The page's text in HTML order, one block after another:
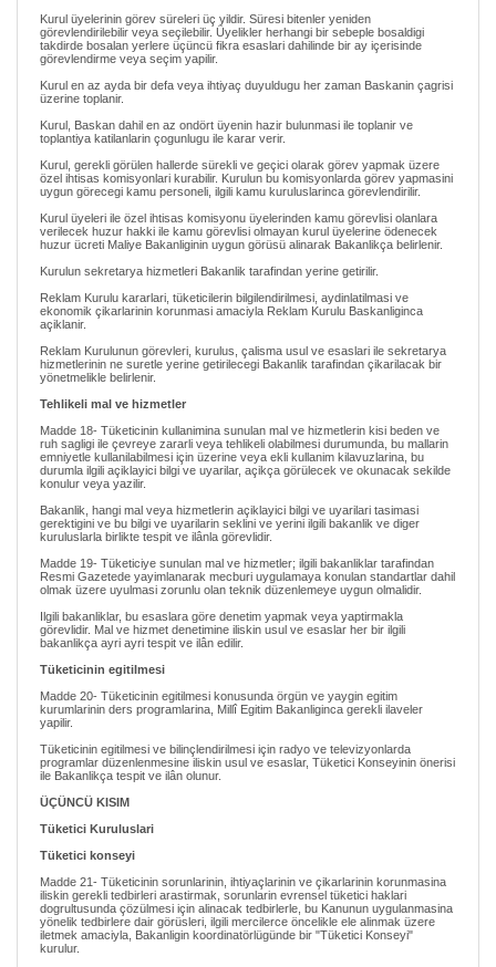
Kurul üyelerinin görev süreleri üç yildir. Süresi bitenler yeniden
görevlendirilebilir veya seçilebilir. Üyelikler herhangi bir sebeple bosaldigi
takdirde bosalan yerlere üçüncü fikra esaslari dahilinde bir ay içerisinde
görevlendirme veya seçim yapilir.
Kurul en az ayda bir defa veya ihtiyaç duyuldugu her zaman Baskanin çagrisi
üzerine toplanir.
Kurul, Baskan dahil en az ondört üyenin hazir bulunmasi ile toplanir ve
toplantiya katilanlarin çogunlugu ile karar verir.
Kurul, gerekli görülen hallerde sürekli ve geçici olarak görev yapmak üzere
özel ihtisas komisyonlari kurabilir. Kurulun bu komisyonlarda görev yapmasini
uygun görecegi kamu personeli, ilgili kamu kuruluslarinca görevlendirilir.
Kurul üyeleri ile özel ihtisas komisyonu üyelerinden kamu görevlisi olanlara
verilecek huzur hakki ile kamu görevlisi olmayan kurul üyelerine ödenecek
huzur ücreti Maliye Bakanliginin uygun görüsü alinarak Bakanlikça belirlenir.
Kurulun sekretarya hizmetleri Bakanlik tarafindan yerine getirilir.
Reklam Kurulu kararlari, tüketicilerin bilgilendirilmesi, aydinlatilmasi ve
ekonomik çikarlarinin korunmasi amaciyla Reklam Kurulu Baskanliginca
açiklanir.
Reklam Kurulunun görevleri, kurulus, çalisma usul ve esaslari ile sekretarya
hizmetlerinin ne suretle yerine getirilecegi Bakanlik tarafindan çikarilacak bir
yönetmelikle belirlenir.
Tehlikeli mal ve hizmetler
Madde 18- Tüketicinin kullanimina sunulan mal ve hizmetlerin kisi beden ve
ruh sagligi ile çevreye zararli veya tehlikeli olabilmesi durumunda, bu mallarin
emniyetle kullanilabilmesi için üzerine veya ekli kullanim kilavuzlarina, bu
durumla ilgili açiklayici bilgi ve uyarilar, açikça görülecek ve okunacak sekilde
konulur veya yazilir.
Bakanlik, hangi mal veya hizmetlerin açiklayici bilgi ve uyarilari tasimasi
gerektigini ve bu bilgi ve uyarilarin seklini ve yerini ilgili bakanlik ve diger
kuruluslarla birlikte tespit ve ilânla görevlidir.
Madde 19- Tüketiciye sunulan mal ve hizmetler; ilgili bakanliklar tarafindan
Resmi Gazetede yayimlanarak mecburi uygulamaya konulan standartlar dahil
olmak üzere uyulmasi zorunlu olan teknik düzenlemeye uygun olmalidir.
Ilgili bakanliklar, bu esaslara göre denetim yapmak veya yaptirmakla
görevlidir. Mal ve hizmet denetimine iliskin usul ve esaslar her bir ilgili
bakanlikça ayri ayri tespit ve ilân edilir.
Tüketicinin egitilmesi
Madde 20- Tüketicinin egitilmesi konusunda örgün ve yaygin egitim
kurumlarinin ders programlarina, Millî Egitim Bakanliginca gerekli ilaveler
yapilir.
Tüketicinin egitilmesi ve bilinçlendirilmesi için radyo ve televizyonlarda
programlar düzenlenmesine iliskin usul ve esaslar, Tüketici Konseyinin önerisi
ile Bakanlikça tespit ve ilân olunur.
ÜÇÜNCÜ KISIM
Tüketici Kuruluslari
Tüketici konseyi
Madde 21- Tüketicinin sorunlarinin, ihtiyaçlarinin ve çikarlarinin korunmasina
iliskin gerekli tedbirleri arastirmak, sorunlarin evrensel tüketici haklari
dogrultusunda çözülmesi için alinacak tedbirlerle, bu Kanunun uygulanmasina
yönelik tedbirlere dair görüsleri, ilgili mercilerce öncelikle ele alinmak üzere
iletmek amaciyla, Bakanligin koordinatörlügünde bir "Tüketici Konseyi"
kurulur.